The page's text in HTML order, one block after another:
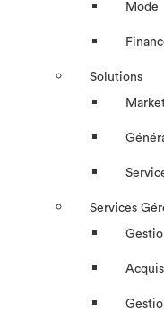
Mode
Solutions
Services